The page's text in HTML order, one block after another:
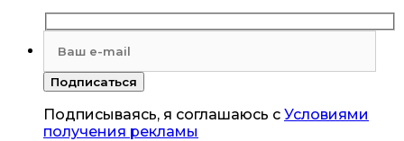
Подписываясь, я соглашаюсь с Условиями
получения рекламы